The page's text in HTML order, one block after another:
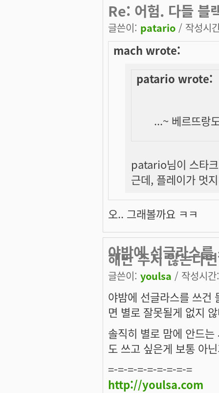
Re: 어험. 다들 블
글쓴이: patario / 작성시
mach wrote:
patario wrote:
...~ 베르뜨랑
patario님이 스타
근데, 플레이가 멋
오.. 그래볼까요 ㅋㅋ
야밤에 선글라스
해만 주지 않는다
글쓴이: youlsa / 작성시
야밤에 선글라스를 쓰건
면 별로 잘못될게 없지
솔직히 별로 맘에 안드
도 쓰고 싶은게 보통 아
=-=-=-=-=-=-=-=-=
http://youlsa.com